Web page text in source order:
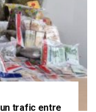
trafic entre